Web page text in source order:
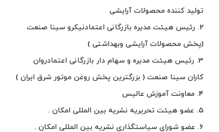
تولید کننده محصولات آرایشی
2. رئیس هیئت مدیره بازرگانی اعتمادنیکرو سینا صنعت
(پخش محصولات آرایشی وبهداشتی )
3. رئیس هیئت مدیره و سهام دار بازرگانی اعتمادروان
کاران سینا صنعت ( بزرگترین پخش روغن موتور شرق ایران )
4. معاونت آموزش عالیس
5. عضو هیئت تحریریه نشریه بین المللی امکان .
6. عضو شورای سیاستگذاری نشریه بین المللی امکان .